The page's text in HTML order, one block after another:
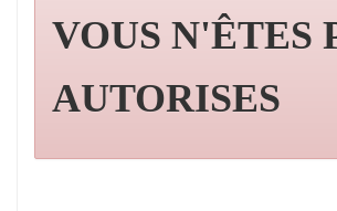
VOUS N'ÊTES
AUTORISES